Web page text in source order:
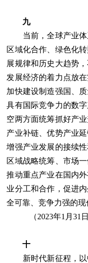
九
当前，全球产业体
区域化合作、绿色化
展规律和历史大趋势
发展经济的着力点放
加快建设制造强国、
具有国际竞争力的数
空两方面统筹抓好产
产业补链、优势产业
增强产业发展的接续
区域战略统筹、市场
推动重点产业在国内
业分工和合作，促进
全可靠、竞争力强的现
（2023年1月31日
十
新时代新征程，以